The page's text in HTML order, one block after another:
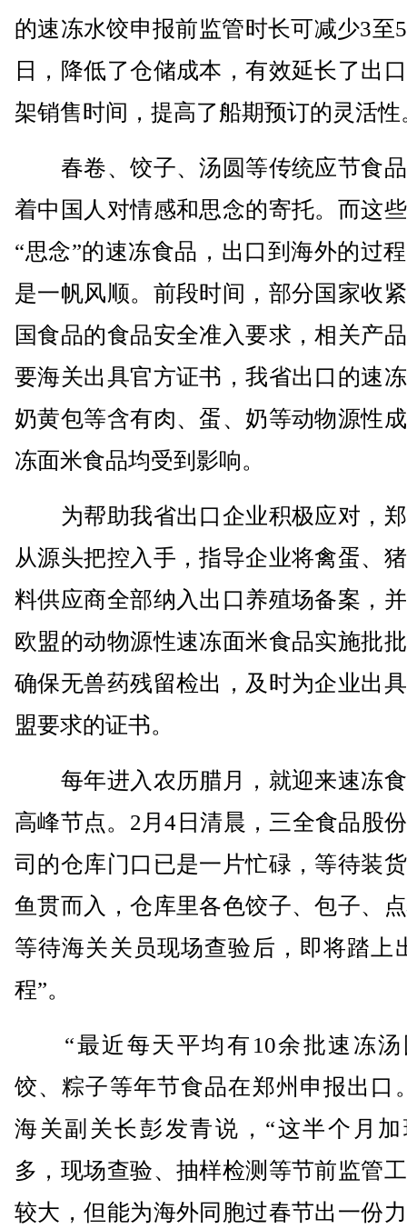
的速冻水饺申报前监管时长可减少3至
日，降低了仓储成本，有效延长了出
架销售时间，提高了船期预订的灵活性
春卷、饺子、汤圆等传统应节食
着中国人对情感和思念的寄托。而这
“思念”的速冻食品，出口到海外的过
是一帆风顺。前段时间，部分国家收
国食品的食品安全准入要求，相关产
要海关出具官方证书，我省出口的速
奶黄包等含有肉、蛋、奶等动物源性
冻面米食品均受到影响。
为帮助我省出口企业积极应对，
从源头把控入手，指导企业将禽蛋、
料供应商全部纳入出口养殖场备案，
欧盟的动物源性速冻面米食品实施批
确保无兽药残留检出，及时为企业出
盟要求的证书。
每年进入农历腊月，就迎来速冻
高峰节点。2月4日清晨，三全食品股
司的仓库门口已是一片忙碌，等待装
鱼贯而入，仓库里各色饺子、包子、
等待海关关员现场查验后，即将踏上
程”。
“最近每天平均有10余批速冻汤
饺、粽子等年节食品在郑州申报出口
海关副关长彭发青说，“这半个月
多，现场查验、抽样检测等节前监管
较大，但能为海外同胞过春节出一份